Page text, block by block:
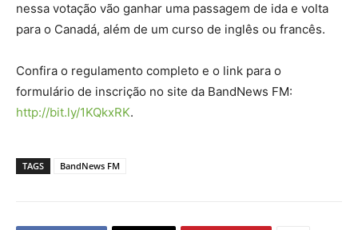
nessa votação vão ganhar uma passagem de ida e volta
para o Canadá, além de um curso de inglês ou francês.
Confira o regulamento completo e o link para o
formulário de inscrição no site da BandNews FM:
http://bit.ly/1KQkxRK.
TAGS BandNews FM